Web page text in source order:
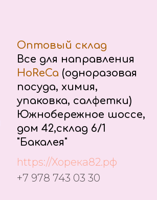
Оптовый склад
Все для направления
HoReCa (одноразовая
посуда, химия,
упаковка, салфетки)
Южнобережное шоссе,
дом 42,склад 6/1
"Бакалея"
https://Хорека82.рф
+7 978 743 03 30